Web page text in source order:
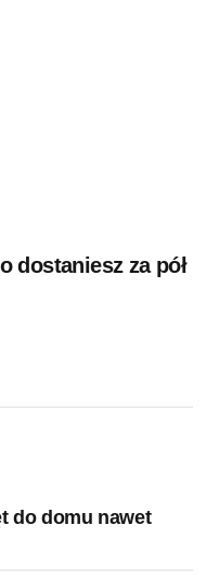
dostaniesz za pół
do domu nawet